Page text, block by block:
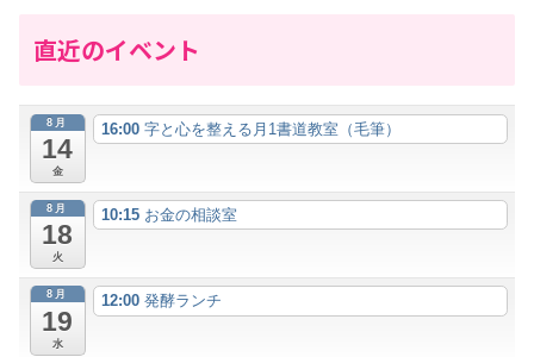
直近のイベント
8月
14
金
16:00 字と心を整える月1書道教室（毛筆）
8月
18
火
10:15 お金の相談室
8月
19
水
12:00 発酵ランチ